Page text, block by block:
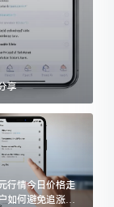
享
行情今日价格走
如何避免追涨杀